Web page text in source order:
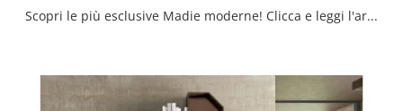
Scopri le più esclusive Madie moderne! Clicca e leggi l'articolo: madia Horizon Glass 1035 in gres, soluzione bella e di grande qualità.